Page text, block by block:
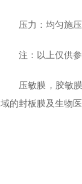
压力‌：均匀施压
注：以上仅供参
压敏膜，胶敏膜
域的封板膜及生物